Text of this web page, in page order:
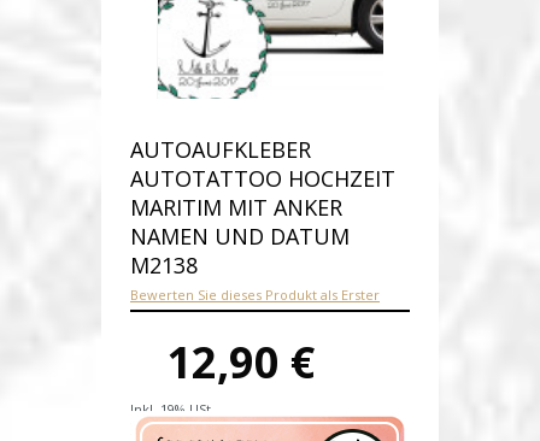
AUTOAUFKLEBER
AUTOTATTOO HOCHZEIT
MARITIM MIT ANKER
NAMEN UND DATUM
M2138
Bewerten Sie dieses Produkt als Erster
12,90 €
Inkl. 19% USt.
Versandkosten